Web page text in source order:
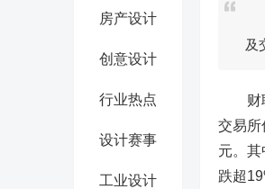
房产设计
创意设计
行业热点
设计赛事
工业设计
及
财
交易所
元。
跌超